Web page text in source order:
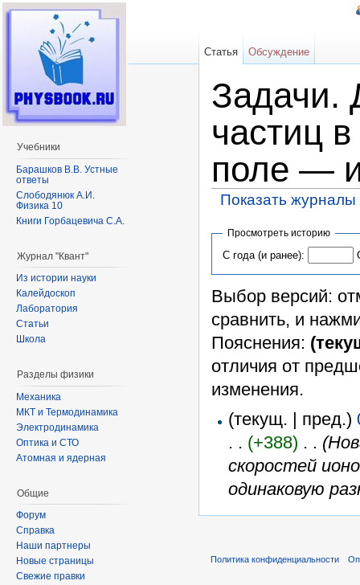
Задачи.
частиц
поле —
Показать
Просмотреть историю
С года (и ранее):
Выбор версий:
сравнить, и
Пояснения:
отличия от
изменения.
(текущ. | пред.)
. . (+388) ‎ . .
скоростей
одинаковую
Статья Обсуждение
Учебники
Барашков В.В. Устные
ответы
Слободянюк А.И.
Физика 10
Книги Горбацевича С.А.
Журнал "Квант"
Из истории науки
Калейдоскоп
Лаборатория
Статьи
Школа
Разделы физики
Механика
МКТ и Термодинамика
Электродинамика
Оптика и СТО
Атомная и ядерная
Общие
Форум
Справка
Наши партнеры
Новые страницы
Свежие правки
Политика конфиденциальности